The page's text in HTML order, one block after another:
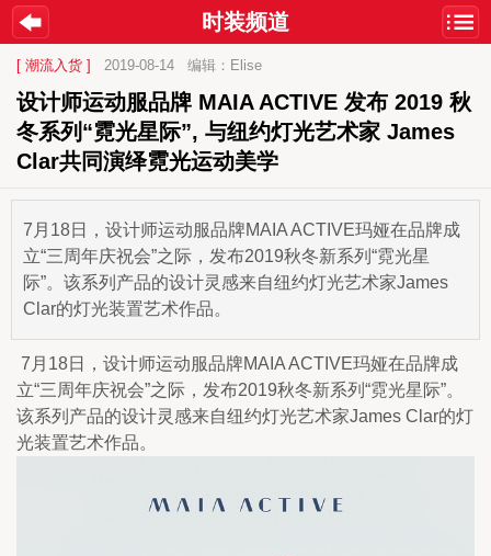
时装频道
[ 潮流入货 ] 2019-08-14 编辑：Elise
设计师运动服品牌 MAIA ACTIVE 发布 2019 秋
冬系列“霓光星际”, 与纽约灯光艺术家 James
Clar共同演绎霓光运动美学
7月18日，设计师运动服品牌MAIA ACTIVE玛娅在品牌成
立“三周年庆祝会”之际，发布2019秋冬新系列“霓光星
际”。该系列产品的设计灵感来自纽约灯光艺术家James
Clar的灯光装置艺术作品。
7月18日，设计师运动服品牌MAIA ACTIVE玛娅在品牌成
立“三周年庆祝会”之际，发布2019秋冬新系列“霓光星际”。
该系列产品的设计灵感来自纽约灯光艺术家James Clar的灯
光装置艺术作品。